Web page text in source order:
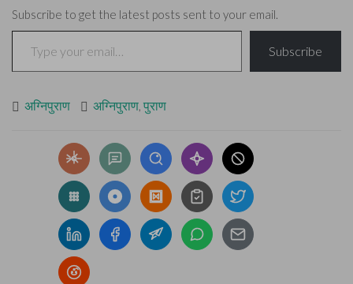
Subscribe to get the latest posts sent to your email.
Type your email…
Subscribe
अग्निपुराण अग्निपुराण पुराण